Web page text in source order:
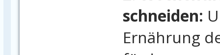
schneiden:
Ernährung